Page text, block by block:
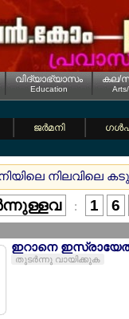
വിദ്യാഭ്യാസം
Education
കല/
ജര്‍മനി
നിലവിലെ
: 1 6
ഇറാനെ
തുടര്‍ന്നു വായിക്കുക